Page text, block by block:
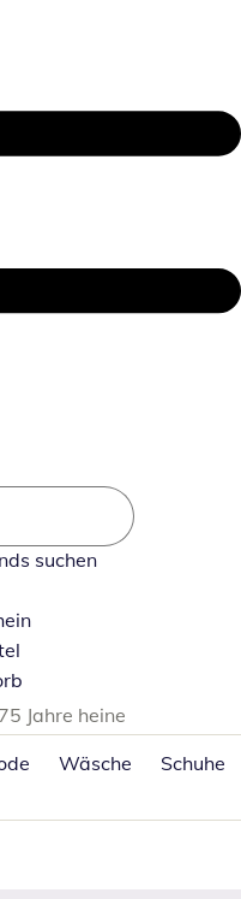
suchen
75 Jahre heine
Wäsche Schuhe